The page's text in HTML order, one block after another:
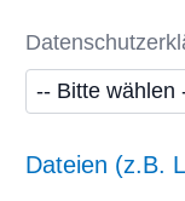
Dateien (z.B.